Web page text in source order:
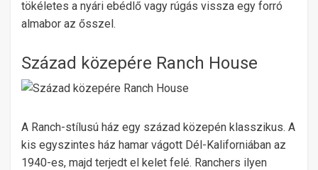
tökéletes a nyári ebédlő vagy rúgás vissza egy forró
almabor az ősszel.
Század közepére Ranch House
A Ranch-stílusú ház egy század közepén klasszikus. A
kis egyszintes ház hamar vágott Dél-Kaliforniában az
1940-es, majd terjedt el kelet felé. Ranchers ilyen